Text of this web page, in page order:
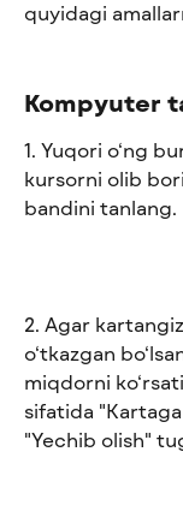
quyidagi
Kompyuter
1. Yuqori o‘ng
kursorni olib
bandini tanlang.
2. Agar
o‘tkazgan
miqdorni
sifatida "Kartaga
"Yechib olish"